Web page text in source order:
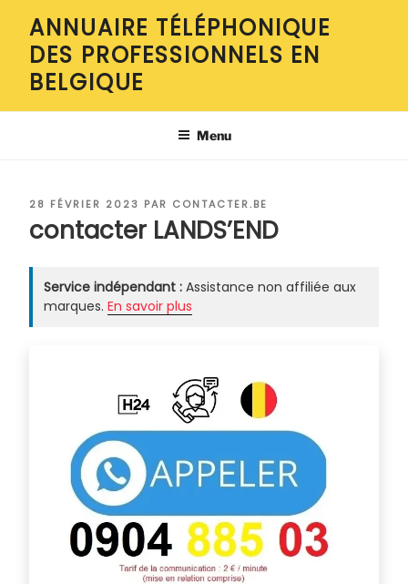
contenu
principal
ANNUAIRE TÉLÉPHONIQUE
DES PROFESSIONNELS EN
BELGIQUE
Menu
PUBLIÉ
28 FÉVRIER 2023 PAR CONTACTER.BE
contacter LANDS’END
Service indépendant : Assistance non affiliée aux
marques. En savoir plus